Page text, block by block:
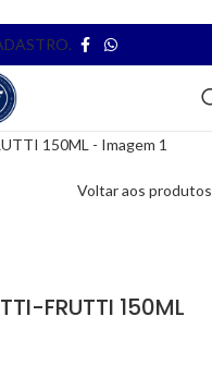
Voltar aos produtos
FRUTTI 150ML